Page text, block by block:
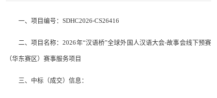
一、项目编号：SDHC2026-CS26416
二、项目名称：2026年“汉语桥”全球外国人汉语大会-故事会线下预赛
（华东赛区）赛事服务项目
三、中标（成交）信息：